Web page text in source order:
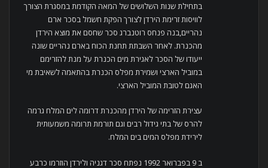
בתחילת שנות השלושים של המאה הקודמת במסגרת הצורך
לוויסות זרימת הירדן לצורך הפקת חשמל בסכר ארם
נהריים,בנה פנחס רוטנברג סכר שחסם את מוצא הירדן
מהכנרת. לאחר השבתת תחנת הכוח בארם נהריים שונה
ייעודו של הסכר לאגירת מים הכנרת על מנת להזרימם
במוביל הארצי ושמירת מפלס הכנרת בהתאמה לשאיבת מי
האגם לטובת המוביל הארצי.
עצירת הזרימה של הירדן מהכנרת דרומה לים המלח גרמה
להרס של בתי גידול רבים וגם תורמת תרומה משמעותית
לירידת מפלס המים בים המלח.
ב 9 בפברואר 1992 נפתח סכר דגניה ולירדן הוזרמו כרבע